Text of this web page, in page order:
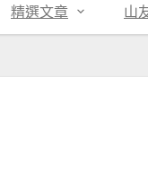
精選文章 山